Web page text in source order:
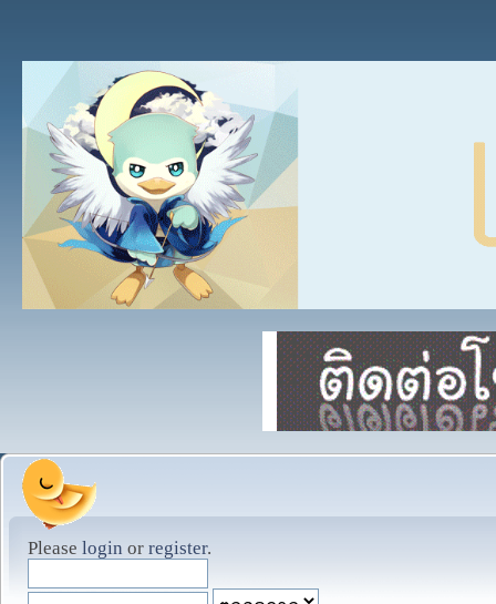
Please login or register.